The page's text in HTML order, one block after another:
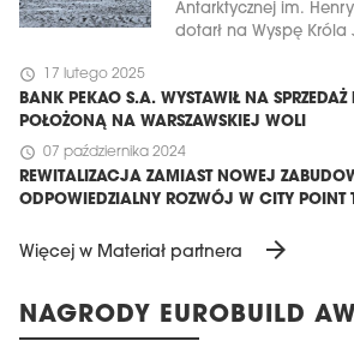
Antarktycznej im.
dotarł na Wyspę Króla
schedule 17 lutego 2025
BANK PEKAO S.A. WYSTAWIŁ NA SPRZEDAŻ
POŁOŻONĄ NA WARSZAWSKIEJ WOLI
schedule 07 października 2024
REWITALIZACJA ZAMIAST NOWEJ
ODPOWIEDZIALNY ROZWÓJ W CITY POINT
Więcej w Materiał partnera arrow_forward
NAGRODY EUROBUILD